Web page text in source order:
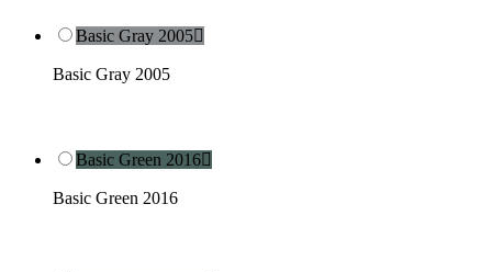
Basic Gray 2005
Basic Gray 2005
Basic Green 2016
Basic Green 2016